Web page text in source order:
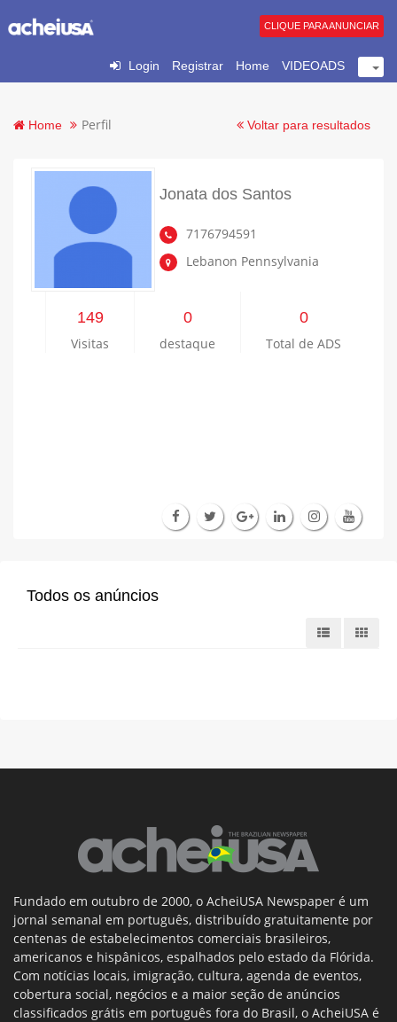
Login Registrar Home VIDEOADS
CLIQUE PARA ANUNCIAR
Home Perfil Voltar para resultados
Jonata dos Santos
7176794591
Lebanon Pennsylvania
149
Visitas
0
destaque
0
Total de ADS
Todos os anúncios
Fundado em outubro de 2000, o AcheiUSA Newspaper é um
jornal semanal em português, distribuído gratuitamente por
centenas de estabelecimentos comerciais brasileiros,
americanos e hispânicos, espalhados pelo estado da Flórida.
Com notícias locais, imigração, cultura, agenda de eventos,
cobertura social, negócios e a maior seção de anúncios
classificados grátis em português fora do Brasil, o AcheiUSA é